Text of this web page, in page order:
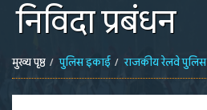
निविदा प्रबंधन
मुख्य पृष्ठ पुलिस इकाई राजकीय रेलवे पुलिस